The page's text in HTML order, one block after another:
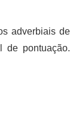
adverbiais de
de pontuação.